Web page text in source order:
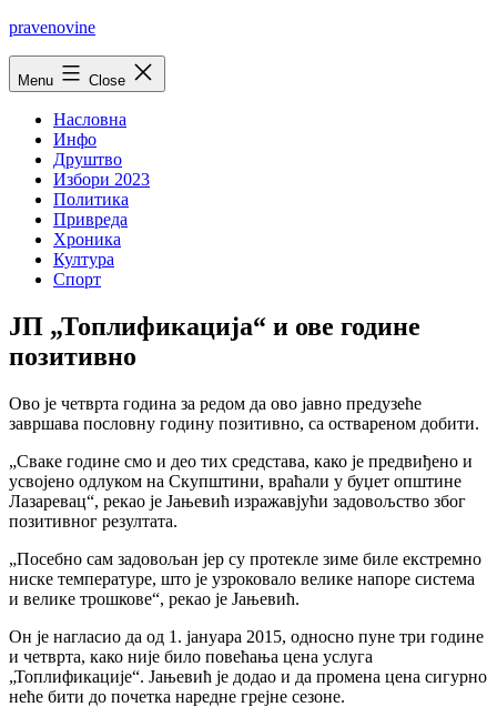
Skip
pravenovine
Menu Close
Насловна
Инфо
Друштво
Избори 2023
Политика
Привреда
Хроника
Култура
Спорт
ЈП „Топлификација“ и ове године
позитивно
Ово је четврта година за редом да ово јавно предузеће
завршава пословну годину позитивно, са оствареном добити.
„Сваке године смо и део тих средстава, како је предвиђено и
усвојено одлуком на Скупштини, враћали у буџет општине
Лазаревац“, рекао је Јањевић изражавјући задовољство због
позитивног резултата.
„Посебно сам задовољан јер су протекле зиме биле екстремно
ниске температуре, што је узроковало велике напоре система
и велике трошкове“, рекао је Јањевић.
Он је нагласио да од 1. јануара 2015, односно пуне три године
и четврта, како није било повећања цена услуга
„Топлификације“. Јањевић је додао и да промена цена сигурно
неће бити до почетка наредне грејне сезоне.